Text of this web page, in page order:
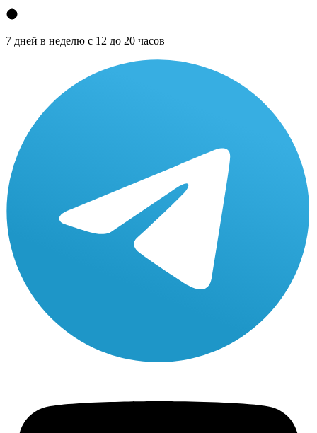
7 дней в неделю с 12 до 20 часов